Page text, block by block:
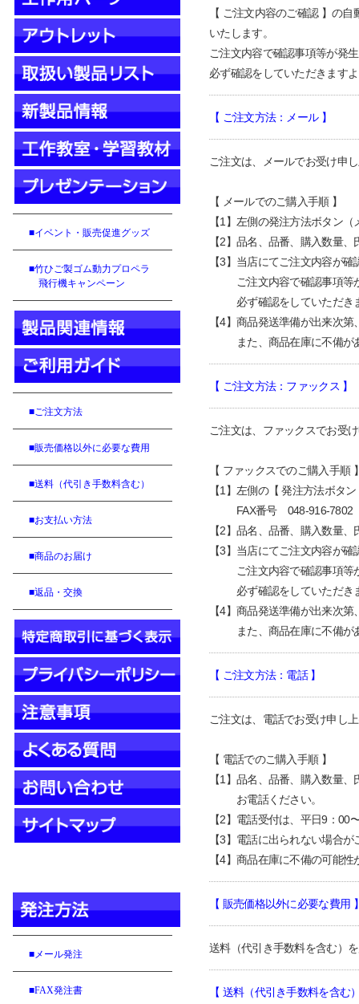
【 ご注文内容のご確認 】の
いた します。
ご注文内容で確認事項等が発
必ず確認を していただきます
【 ご注文方法：メール 】
ご注文は、メールでお受け申
【 メールでのご購入手順 】
【1 】 左側の発注方法ボタン（
【2】 品名、品番、購入数量、
【3】 当店にてご注文内容が確
ご注文内容で確認事項等
必ず確認をしていただき
【4】 商品発送準備が出来次第
また、商品在庫に不備が
【 ご注文方法：ファックス 】
ご注文は、ファックスでお受
【 ファックスでのご購入手順
【1 】 左側の【発注方法ボタン
FAX番号 048-916-
【2】 品名、品番、購入数量、
【3】 当店にてご注文内容が確
ご注文内容で確認事項
必ず確認をしていただき
【4】 商品発送準備が出来次第
また、商品在庫に不備
【 ご注文方法：電話 】
ご注文は、電話でお受け申し
【 電話でのご購入手順 】
【1 】品名、品番、購入数量
お電話ください。
【2】電話受付は、平日9：00
【3】電話に出られない場合
【4】 商品在庫に不備の可能性
【 販売価格以外に必要な費用
送料（代引き手数料を含む）
【 送料（代引き手数料を含む
■イベント・販売促進グッズ
■竹ひご製ゴム動力プロペラ
飛行機キャンペーン
■ご注文方法
■販売価格以外に必要な費用
■送料（代引き手数料含む）
■お支払い方法
■商品のお届け
■返品・交換
■メール発注
■FAX発注書